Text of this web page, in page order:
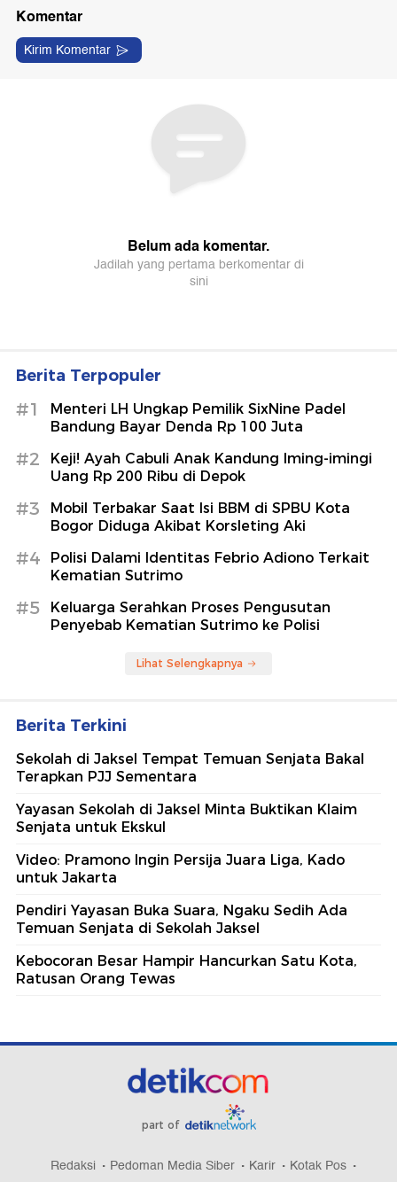
Berita Terpopuler
#1
Menteri LH Ungkap Pemilik SixNine Padel
Bandung Bayar Denda Rp 100 Juta
#2
Keji! Ayah Cabuli Anak Kandung Iming-imingi
Uang Rp 200 Ribu di Depok
#3
Mobil Terbakar Saat Isi BBM di SPBU Kota
Bogor Diduga Akibat Korsleting Aki
#4
Polisi Dalami Identitas Febrio Adiono Terkait
Kematian Sutrimo
#5
Keluarga Serahkan Proses Pengusutan
Penyebab Kematian Sutrimo ke Polisi
Lihat Selengkapnya
Berita Terkini
Sekolah di Jaksel Tempat Temuan Senjata Bakal
Terapkan PJJ Sementara
Yayasan Sekolah di Jaksel Minta Buktikan Klaim
Senjata untuk Ekskul
Video: Pramono Ingin Persija Juara Liga, Kado
untuk Jakarta
Pendiri Yayasan Buka Suara, Ngaku Sedih Ada
Temuan Senjata di Sekolah Jaksel
Kebocoran Besar Hampir Hancurkan Satu Kota,
Ratusan Orang Tewas
part of
Redaksi Pedoman Media Siber Karir
Kotak Pos